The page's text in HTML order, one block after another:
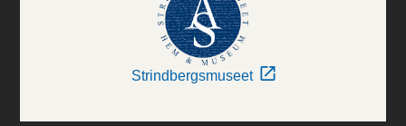
Strindbergsmuseet